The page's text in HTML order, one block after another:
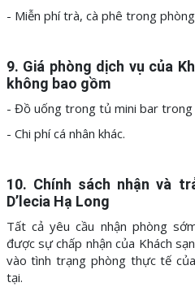
- Miễn phí trà, cà phê trong
9. Giá phòng dịch vụ của
không bao gồm
- Đồ uống trong tủ mini bar trong
- Chi phí cá nhân khác.
10. Chính sách nhận và
D’lecia Hạ Long
Tất cả yêu cầu nhận phòng
được sự chấp nhận của Khách
vào tình trạng phòng thực tế
tại.